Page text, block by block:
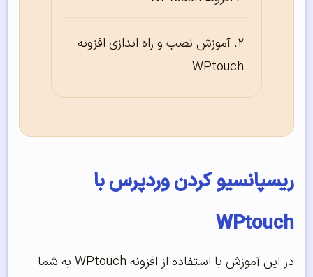
آموزش نصب و راه اندازی افزونه
WPtouch
ریسپانسیو کردن وردپرس با
WPtouch
در این آموزش با استفاده از افزونه WPtouch به شما